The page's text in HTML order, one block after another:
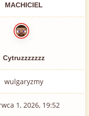
MACHICIEL
Cytruzzzzzzz
wulgaryzmy
1, 2026, 19:52